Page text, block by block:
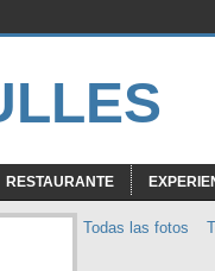
RESTAURANTE
Todas las fotos